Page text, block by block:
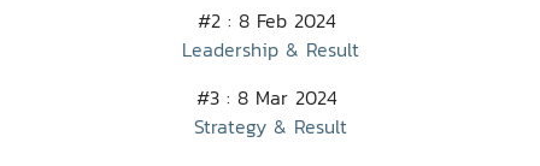
#2 : 8 Feb 2024
Leadership & Result
#3 : 8 Mar 2024
Strategy & Result